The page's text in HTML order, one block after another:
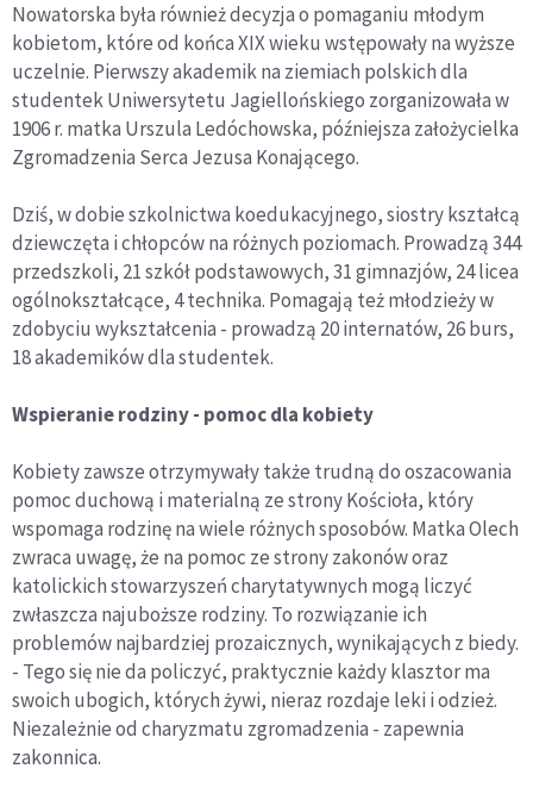
Nowatorska była również decyzja o pomaganiu młodym
kobietom, które od końca XIX wieku wstępowały na wyższe
uczelnie. Pierwszy akademik na ziemiach polskich dla
studentek Uniwersytetu Jagiellońskiego zorganizowała w
1906 r. matka Urszula Ledóchowska, późniejsza założycielka
Zgromadzenia Serca Jezusa Konającego.
Dziś, w dobie szkolnictwa koedukacyjnego, siostry kształcą
dziewczęta i chłopców na różnych poziomach. Prowadzą 344
przedszkoli, 21 szkół podstawowych, 31 gimnazjów, 24 licea
ogólnokształcące, 4 technika. Pomagają też młodzieży w
zdobyciu wykształcenia - prowadzą 20 internatów, 26 burs,
18 akademików dla studentek.
Wspieranie rodziny - pomoc dla kobiety
Kobiety zawsze otrzymywały także trudną do oszacowania
pomoc duchową i materialną ze strony Kościoła, który
wspomaga rodzinę na wiele różnych sposobów. Matka Olech
zwraca uwagę, że na pomoc ze strony zakonów oraz
katolickich stowarzyszeń charytatywnych mogą liczyć
zwłaszcza najuboższe rodziny. To rozwiązanie ich
problemów najbardziej prozaicznych, wynikających z biedy.
- Tego się nie da policzyć, praktycznie każdy klasztor ma
swoich ubogich, których żywi, nieraz rozdaje leki i odzież.
Niezależnie od charyzmatu zgromadzenia - zapewnia
zakonnica.